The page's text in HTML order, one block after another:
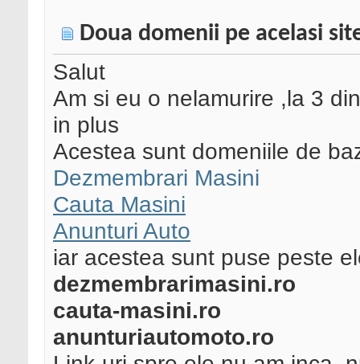
Doua domenii pe acelasi
Salut
Am si eu o nelamurire ,la 3
in plus
Acestea sunt domeniile de
Dezmembrari Masini
Cauta Masini
Anunturi Auto
iar acestea sunt puse peste
dezmembrarimasini.ro
cauta-masini.ro
anunturiautomoto.ro